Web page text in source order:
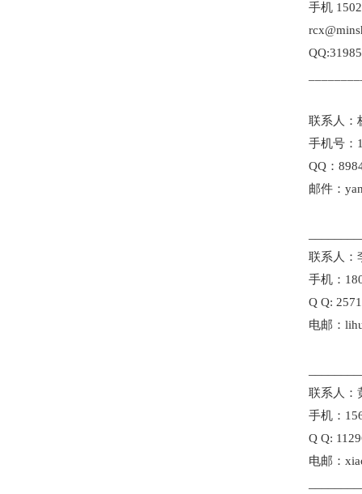
手机
联系人：
手机号：
QQ：
邮件：
联系人：
手机：
Q Q:
电邮：
联系人：
手机：
Q Q:
电邮：